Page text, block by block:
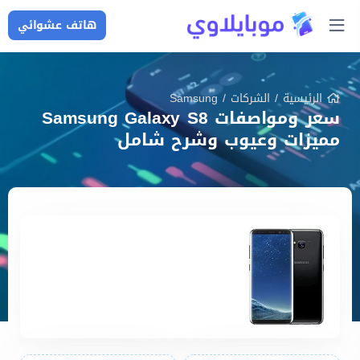
هاتف عشوائي
الرئيسية/ الشركات /
Samsung
سعر ومواصفات Samsung Galaxy S8
مميزات وعيوب وشرح شامل